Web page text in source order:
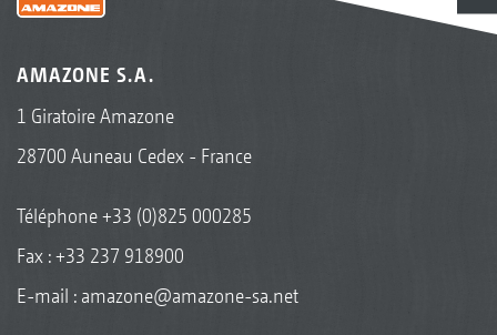
AMAZONE S.A.
1 Giratoire Amazone
28700 Auneau Cedex - France
Téléphone+33 (0)825 000285
Fax : +33 237 918900
E-mail : amazone@amazone-sa.net